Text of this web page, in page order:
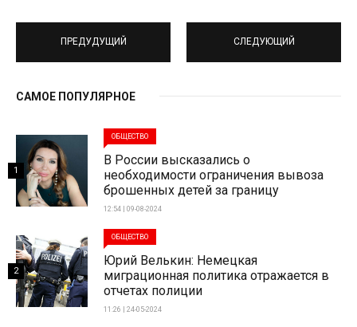
ПРЕДУДУЩИЙ СЛЕДУЮЩИЙ
САМОЕ ПОПУЛЯРНОЕ
ОБЩЕСТВО
В России высказались о
необходимости ограничения вывоза
брошенных детей за границу
12:54 | 09-08-2024
1
ОБЩЕСТВО
Юрий Велькин: Немецкая
миграционная политика отражается в
отчетах полиции
11:26 | 24-05-2024
2